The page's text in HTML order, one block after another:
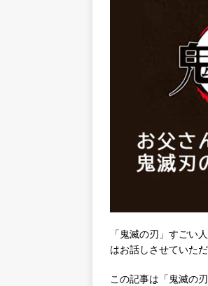
「鬼滅の刃」すごい
はお話しさせていた
この記事は「鬼滅の